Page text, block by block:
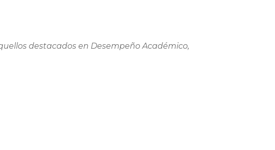
destacados en Desempeño Académico,